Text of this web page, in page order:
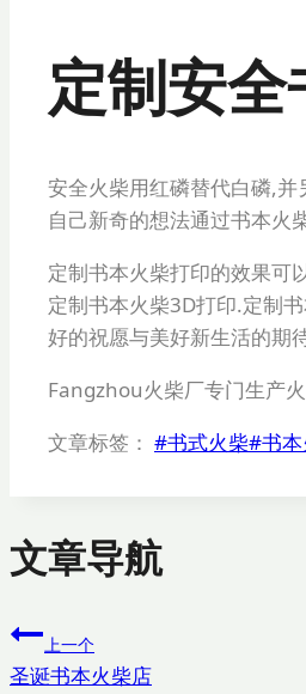
定制安
安全火柴用红磷替代白磷,
自己新奇的想法通过书本火
定制书本火柴打印的效果可
定制书本火柴3D打印.定制
好的祝愿与美好新生活的期
Fangzhou火柴厂专门生产
文章标签： #书式火柴#书
文章导航
上一个
圣诞书本火柴店